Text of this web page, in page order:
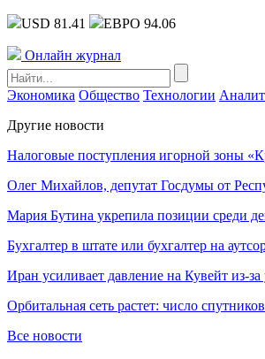
USD 81.41 ЕВРО 94.06
Онлайн журнал
Экономика Общество Технологии
Другие новости
Налоговые поступления игорной зоны
Олег Михайлов, депутат Госдумы от
Мария Бутина укрепила позиции среди
Бухгалтер в штате или бухгалтер на
Иран усиливает давление на Кувейт из-
Орбитальная сеть растет: число
Все новости